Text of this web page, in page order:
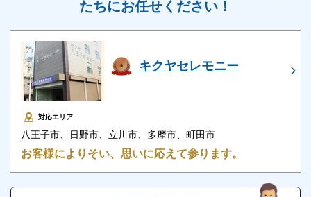
宗教儀礼・社会的な儀礼を大切にしたい
家族や友人と温かく穏やかなお葬式をしたい
参列者の人数を把握し、スムーズな葬儀をしたい
故人をゆっくりお見送りしたい
キクヤ八王子中央ホールの直葬・火葬式
たちにお任せください！
キクヤセレモニー
対応エリア
八王子市、日野市、立川市、多摩市、町田市
お客様によりそい、思いに応えて参ります。